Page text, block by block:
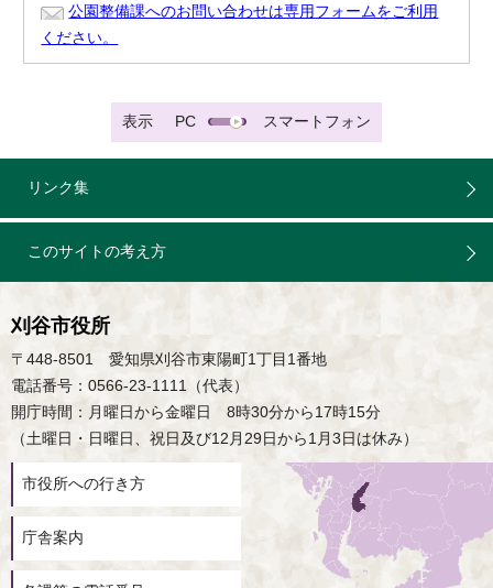
公園整備課へのお問い合わせは専用フォームをご利用
ください。
表示 PC スマートフォン
リンク集
このサイトの考え方
刈谷市役所
〒448-8501 愛知県刈谷市東陽町1丁目1番地
電話番号：0566-23-1111（代表）
開庁時間：月曜日から金曜日 8時30分から17時15分
（土曜日・日曜日、祝日及び12月29日から1月3日は休み）
市役所への行き方
庁舎案内